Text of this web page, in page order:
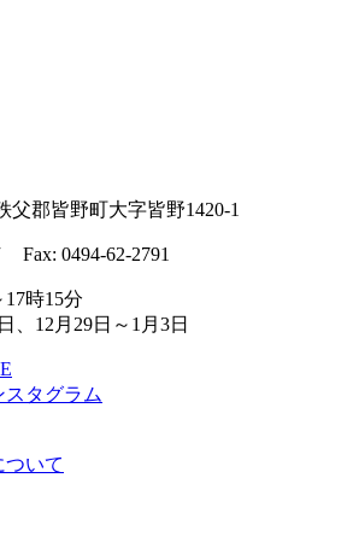
父郡皆野町大字皆野1420-1
0494-62-2791
時15分
、12月29日～1月3日
タグラム
ついて